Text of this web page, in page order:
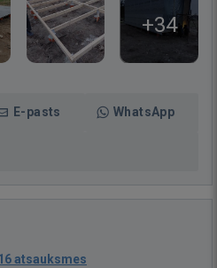
+34
E-pasts WhatsApp
atsauksmes